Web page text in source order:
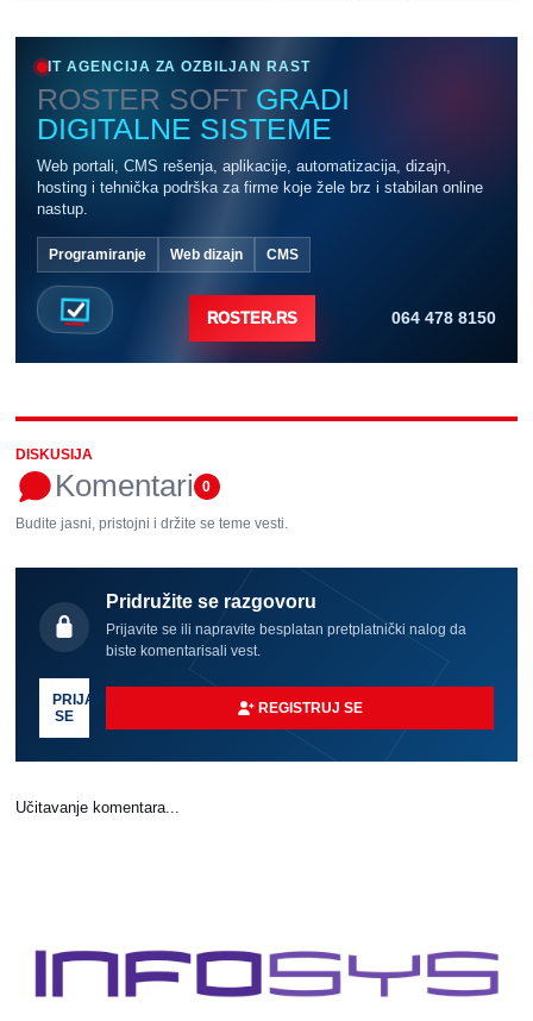
IT AGENCIJA ZA OZBILJAN RAST
ROSTER SOFT GRADI
DIGITALNE SISTEME
Web portali, CMS rešenja, aplikacije, automatizacija, dizajn,
hosting i tehnička podrška za firme koje žele brz i stabilan online
nastup.
Programiranje Web dizajn CMS
ROSTER.RS 064 478 8150
DISKUSIJA
Komentari 0
Budite jasni, pristojni i držite se teme vesti.
Pridružite se razgovoru
Prijavite se ili napravite besplatan pretplatnički nalog da
biste komentarisali vest.
PRIJAVI
SE
REGISTRUJ SE
Učitavanje komentara...